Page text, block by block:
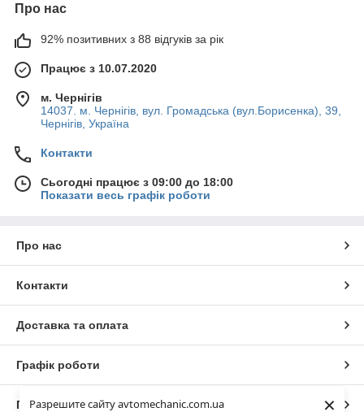
Разрешите сайту avtomechanic.com.ua
×
Про нас
92% позитивних з 88 відгуків за рік
Працює з 10.07.2020
м. Чернігів
14037. м. Чернігів, вул. Громадська (вул.Борисенка), 39,
Чернігів, Україна
Контакти
Сьогодні працює з 09:00 до 18:00
Показати весь графік роботи
Про нас
Контакти
Доставка та оплата
Графік роботи
Повна версія сайту